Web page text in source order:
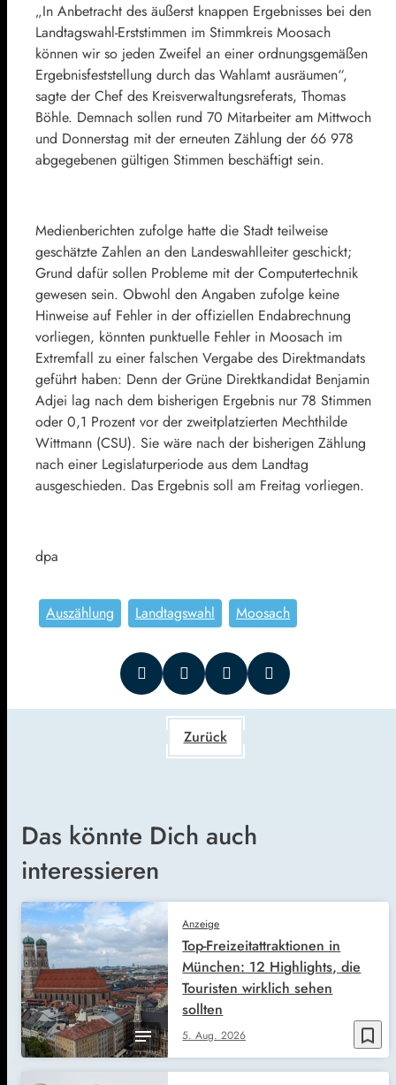
„In Anbetracht des äußerst knappen Ergebnisses bei den
Landtagswahl-Erststimmen im Stimmkreis Moosach
können wir so jeden Zweifel an einer ordnungsgemäßen
Ergebnisfeststellung durch das Wahlamt ausräumen“,
sagte der Chef des Kreisverwaltungsreferats, Thomas
Böhle. Demnach sollen rund 70 Mitarbeiter am Mittwoch
und Donnerstag mit der erneuten Zählung der 66 978
abgegebenen gültigen Stimmen beschäftigt sein.
Medienberichten zufolge hatte die Stadt teilweise
geschätzte Zahlen an den Landeswahlleiter geschickt;
Grund dafür sollen Probleme mit der Computertechnik
gewesen sein. Obwohl den Angaben zufolge keine
Hinweise auf Fehler in der offiziellen Endabrechnung
vorliegen, könnten punktuelle Fehler in Moosach im
Extremfall zu einer falschen Vergabe des Direktmandats
geführt haben: Denn der Grüne Direktkandidat Benjamin
Adjei lag nach dem bisherigen Ergebnis nur 78 Stimmen
oder 0,1 Prozent vor der zweitplatzierten Mechthilde
Wittmann (CSU). Sie wäre nach der bisherigen Zählung
nach einer Legislaturperiode aus dem Landtag
ausgeschieden. Das Ergebnis soll am Freitag vorliegen.
dpa
Auszählung Landtagswahl Moosach
Zurück
Das könnte Dich auch
interessieren
bookmark_border
Anzeige
5. Aug. 2026
Top-Freizeitattraktionen in
München: 12 Highlights, die
Touristen wirklich sehen
sollten